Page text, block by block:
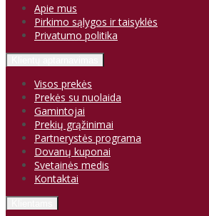
Apie mus
Pirkimo sąlygos ir taisyklės
Privatumo politika
Visos prekės
Prekės su nuolaida
Gamintojai
Prekių grąžinimai
Partnerystės programa
Dovanų kuponai
Svetainės medis
Kontaktai